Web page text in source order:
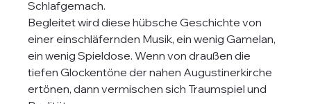
Schlafgemach.
Begleitet wird diese hübsche Geschichte von
einer einschläfernden Musik, ein wenig Gamelan,
ein wenig Spieldose. Wenn von draußen die
tiefen Glockentöne der nahen Augustinerkirche
ertönen, dann vermischen sich Traumspiel und